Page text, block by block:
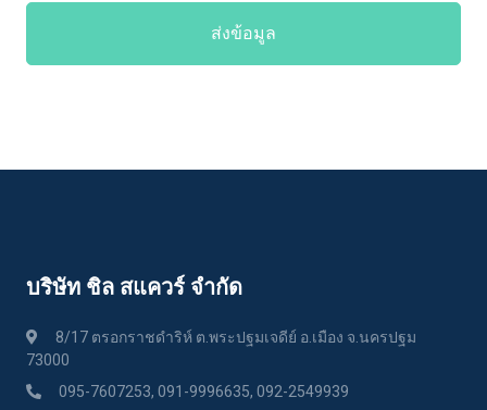
ส่งข้อมูล
บริษัท ชิล สแควร์ จำกัด
8/17 ตรอกราชดำริห์ ต.พระปฐมเจดีย์ อ.เมือง จ.นครปฐม
73000
095-7607253, 091-9996635, 092-2549939